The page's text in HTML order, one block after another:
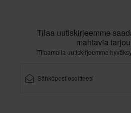
Tilaa uutiskirjeemme
mahtavia
Tilaamalla uutiskirjeemme